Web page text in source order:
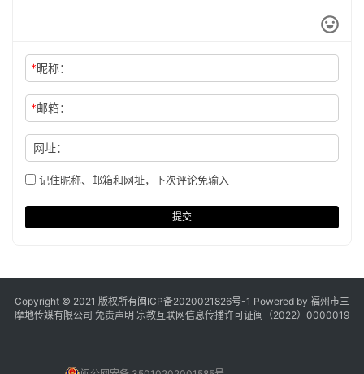
*昵称：
*邮箱：
网址：
记住昵称、邮箱和网址，下次评论免输入
提交
Copyright © 2021 版权所有闽ICP备2020021826号-1 Powered by 福州市三
摩地传媒有限公司 免责声明 宗教互联网信息传播许可证闽（2022）0000019